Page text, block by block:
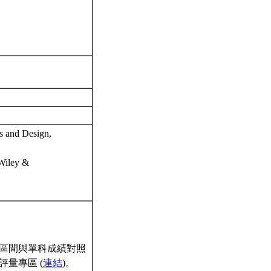
and Design,
&
間與單科成績對照
量專區 (連結)。